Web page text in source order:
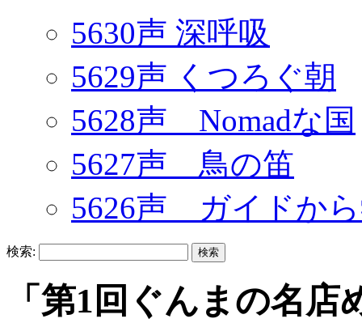
5630声 深呼吸
5629声 くつろぐ朝
5628声 Nomadな国
5627声 鳥の笛
5626声 ガイドか
検索:
「第1回ぐんまの名